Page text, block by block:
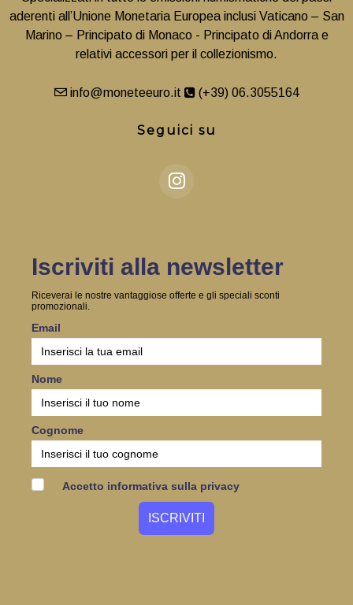
aderenti all’Unione Monetaria Europea inclusi Vaticano – San
Marino – Principato di Monaco - Principato di Andorra e
relativi accessori per il collezionismo.
info@moneteeuro.it (+39) 06.3055164
Seguici su
Iscriviti alla newsletter
Riceverai le nostre vantaggiose offerte e gli speciali sconti
promozionali.
Email
Nome
Cognome
Accetto informativa sulla privacy